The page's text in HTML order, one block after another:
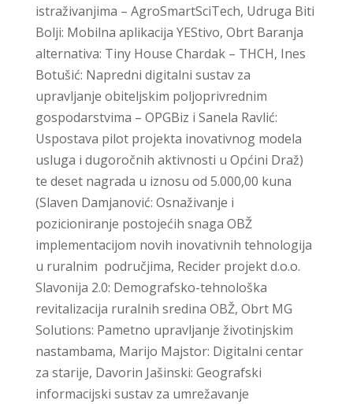
istraživanjima – AgroSmartSciTech, Udruga Biti
Bolji: Mobilna aplikacija YEStivo, Obrt Baranja
alternativa: Tiny House Chardak – THCH, Ines
Botušić: Napredni digitalni sustav za
upravljanje obiteljskim poljoprivrednim
gospodarstvima – OPGBiz i Sanela Ravlić:
Uspostava pilot projekta inovativnog modela
usluga i dugoročnih aktivnosti u Općini Draž)
te deset nagrada u iznosu od 5.000,00 kuna
(Slaven Damjanović: Osnaživanje i
pozicioniranje postojećih snaga OBŽ
implementacijom novih inovativnih tehnologija
u ruralnim područjima, Recider projekt d.o.o.
Slavonija 2.0: Demografsko-tehnološka
revitalizacija ruralnih sredina OBŽ, Obrt MG
Solutions: Pametno upravljanje životinjskim
nastambama, Marijo Majstor: Digitalni centar
za starije, Davorin Jašinski: Geografski
informacijski sustav za umrežavanje